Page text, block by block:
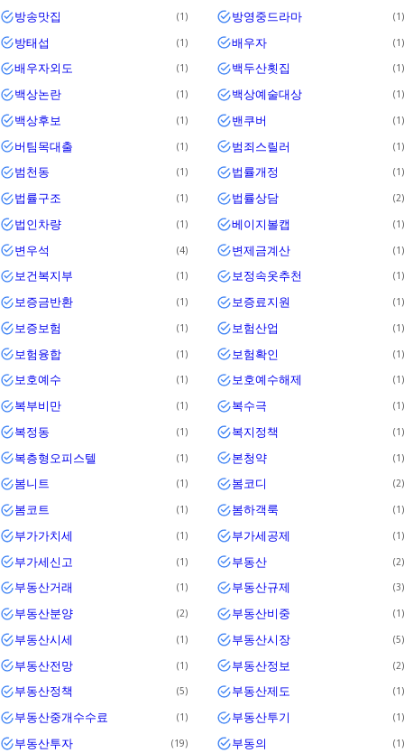
방송맛집 1 방영중드라마 1
방태섭 1 배우자 1
배우자외도 1 백두산횟집 1
백상논란 1 백상예술대상 1
백상후보 1 밴쿠버 1
버팀목대출 1 범죄스릴러 1
범천동 1 법률개정 1
법률구조 1 법률상담 2
법인차량 1 베이지볼캡 1
변우석 4 변제금계산 1
보건복지부 1 보정속옷추천 1
보증금반환 1 보증료지원 1
보증보험 1 보험산업 1
보험융합 1 보험확인 1
보호예수 1 보호예수해제 1
복부비만 1 복수극 1
복정동 1 복지정책 1
복층형오피스텔 1 본청약 1
봄니트 1 봄코디 2
봄코트 1 봄하객룩 1
부가가치세 1 부가세공제 1
부가세신고 1 부동산 2
부동산거래 1 부동산규제 3
부동산분양 2 부동산비중 1
부동산시세 1 부동산시장 5
부동산전망 1 부동산정보 2
부동산정책 5 부동산제도 1
부동산중개수수료 1 부동산투기 1
부동산투자 19 부동의 1